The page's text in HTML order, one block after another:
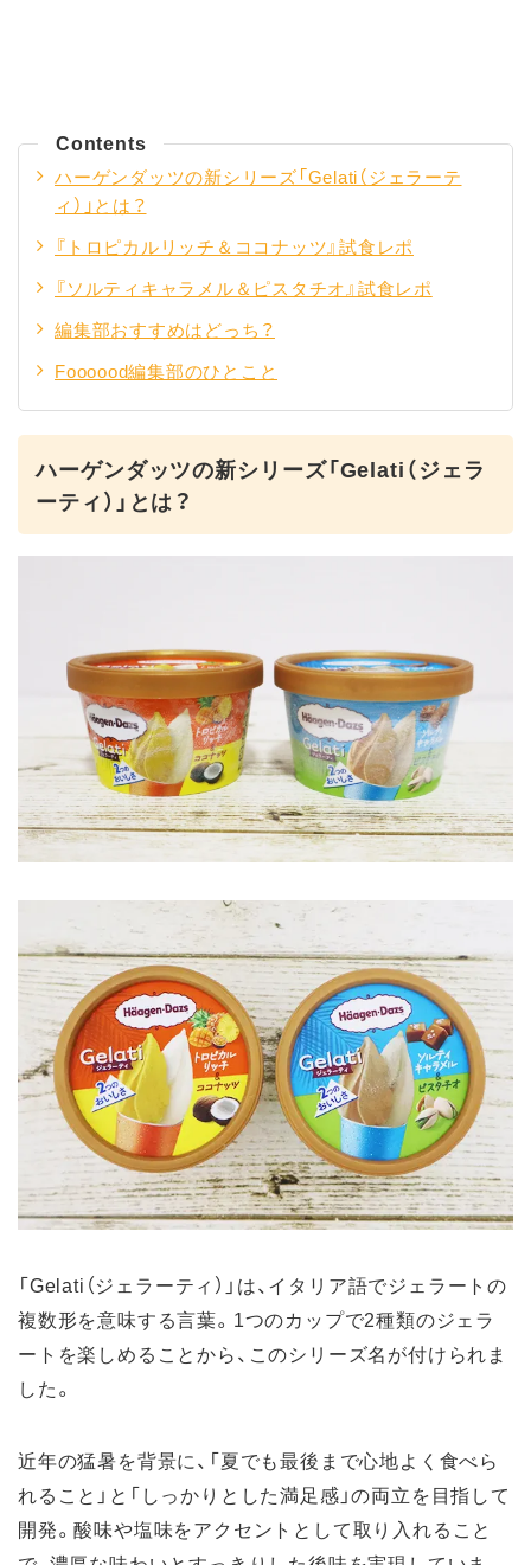
Contents
ハーゲンダッツの新シリーズ「Gelati（ジェラーテ
ィ）」とは？
『トロピカルリッチ＆ココナッツ』試食レポ
『ソルティキャラメル＆ピスタチオ』試食レポ
編集部おすすめはどっち？
Foooood編集部のひとこと
ハーゲンダッツの新シリーズ「Gelati（ジェラ
ーティ）」とは？
「Gelati（ジェラーティ）」は、イタリア語でジェラートの
複数形を意味する言葉。1つのカップで2種類のジェラ
ートを楽しめることから、このシリーズ名が付けられま
した。
近年の猛暑を背景に、「夏でも最後まで心地よく食べら
れること」と「しっかりとした満足感」の両立を目指して
開発。酸味や塩味をアクセントとして取り入れること